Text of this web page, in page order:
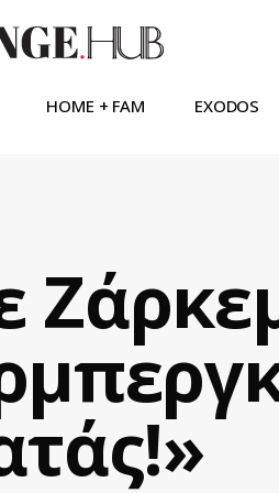
HOME + FAM EXODOS